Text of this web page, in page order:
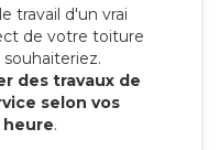
travail d'un vrai
de votre toiture
des travaux de
selon vos
.